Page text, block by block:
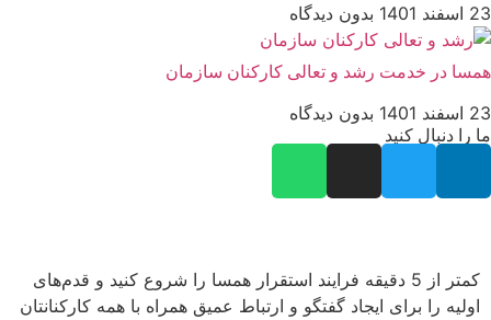
23 اسفند 1401
بدون دیدگاه
همسا در خدمت رشد و تعالی کارکنان سازمان
23 اسفند 1401
بدون دیدگاه
ما را دنبال کنید
کمتر از 5 دقیقه فرایند استقرار همسا را شروع کنید و قدم‌های
اولیه را برای ایجاد گفتگو و ارتباط عمیق همراه با همه کارکنانتان